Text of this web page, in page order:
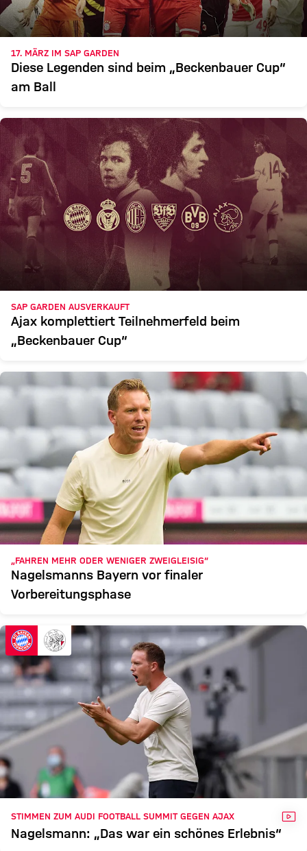
17. MÄRZ IM SAP GARDEN
Diese Legenden sind beim „Beckenbauer Cup“
am Ball
SAP GARDEN AUSVERKAUFT
Ajax komplettiert Teilnehmerfeld beim
„Beckenbauer Cup“
„FAHREN MEHR ODER WENIGER ZWEIGLEISIG“
Nagelsmanns Bayern vor finaler
Vorbereitungsphase
STIMMEN ZUM AUDI FOOTBALL SUMMIT GEGEN AJAX
Nagelsmann: „Das war ein schönes Erlebnis“